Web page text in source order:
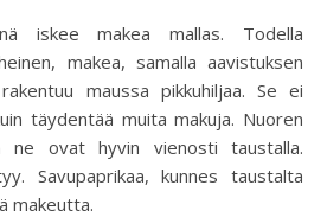
iskee makea mallas. Todella
makea, samalla aavistuksen
maussa pikkuhiljaa. Se ei
täydentää muita makuja. Nuoren
ne ovat hyvin vienosti taustalla.
Savupaprikaa, kunnes taustalta
makeutta.